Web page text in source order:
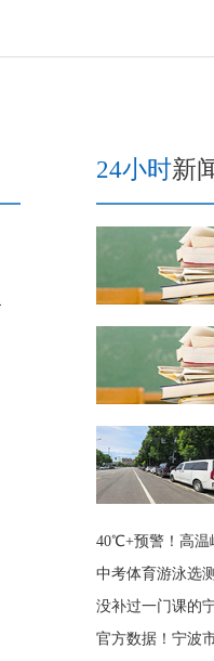
24小时新
40℃+预警！高温
中考体育游泳选
没补过一门课的
官方数据！宁波